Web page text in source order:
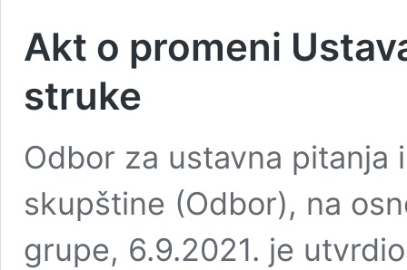
Akt o promeni
struke
Odbor za ustavna pitanja
skupštine (Odbor), na
grupe, 6.9.2021. je